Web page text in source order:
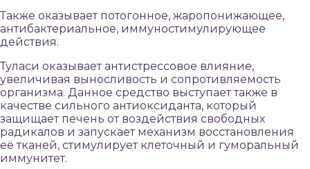
Также оказывает потогонное, жаропонижающее,
антибактериальное, иммуностимулирующее
действия.
Туласи оказывает антистрессовое влияние,
увеличивая выносливость и сопротивляемость
организма. Данное средство выступает также в
качестве сильного антиоксиданта, который
защищает печень от воздействия свободных
радикалов и запускает механизм восстановления
её тканей, стимулирует клеточный и гуморальный
иммунитет.